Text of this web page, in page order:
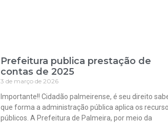
Prefeitura publica prestação de
contas de 2025
3 de março de 2026
Importante!! Cidadão palmeirense, é seu direito
que forma a administração pública aplica os
públicos. A Prefeitura de Palmeira, por meio da